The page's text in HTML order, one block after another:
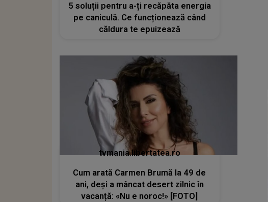
5 soluții pentru a-ți recăpăta energia
pe caniculă. Ce funcționează când
căldura te epuizează
tvmania.libertatea.ro
Cum arată Carmen Brumă la 49 de
ani, deși a mâncat desert zilnic în
vacanță: «Nu e noroc!» [FOTO]